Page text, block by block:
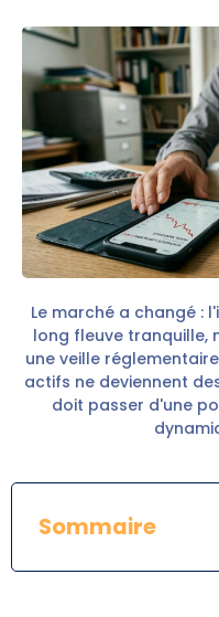
Le marché a changé :
long fleuve tranquille,
une veille
actifs ne deviennent
doit passer d'une
Sommaire